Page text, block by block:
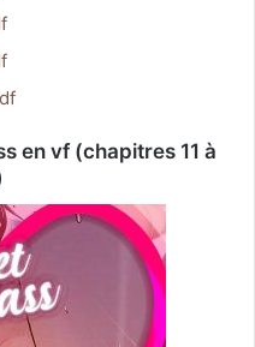
en vf (chapitres 11 à